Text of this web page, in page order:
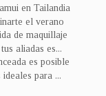
en Tailandia
el verano
de maquillaje
aliadas es...
es posible
para ...